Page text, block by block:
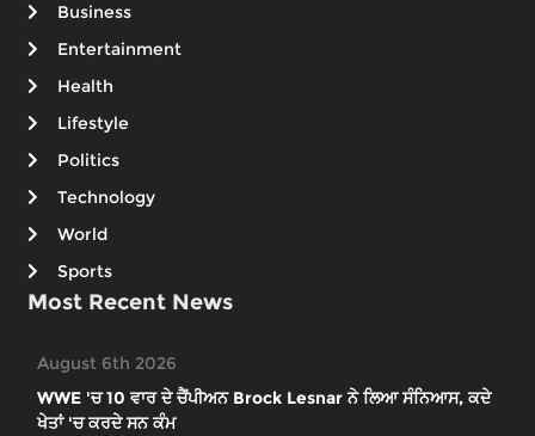
Business
Entertainment
Health
Lifestyle
Politics
Technology
World
Sports
Most Recent News
August 6th 2026
WWE 'ਚ 10 ਵਾਰ ਦੇ ਚੈਂਪੀਅਨ Brock Lesnar ਨੇ ਲਿਆ ਸੰਨਿਆਸ, ਕਦੇ
ਖੇਤਾਂ 'ਚ ਕਰਦੇ ਸਨ ਕੰਮ